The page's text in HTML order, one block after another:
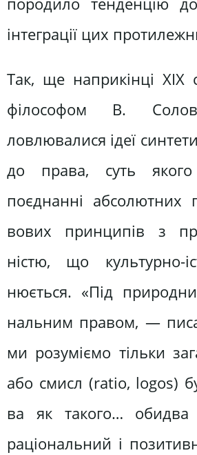
інтег­рації цих
Так, ще наприкінці XIX
філософом В.
ловлювалися ідеї
до права, суть
поєднанні абсолютних
вових принципів з
ністю, що культурно-
нюється. «Під
нальним правом, —
ми розуміємо тільки
або смисл (ratio, logos)
ва як такого… обидва
раціональний і